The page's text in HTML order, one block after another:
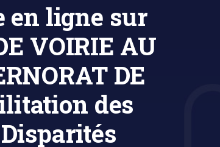
en ligne sur
VOIRIE AU
DE
des